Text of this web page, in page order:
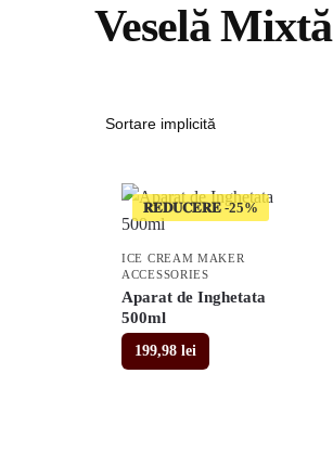
Veselă Mixtă
𝐑𝐄𝐃𝐔𝐂𝐄𝐑𝐄
ICE CREAM MAKER
ACCESSORIES
Aparat de Inghetata
500ml
199,98 lei